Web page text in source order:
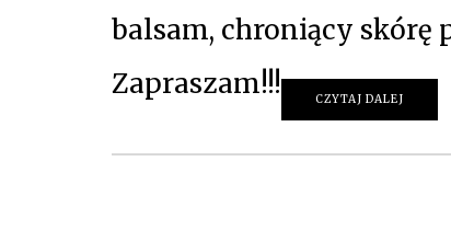
balsam, chroniący skórę
Zapraszam!!!
CZYTAJ DALEJ